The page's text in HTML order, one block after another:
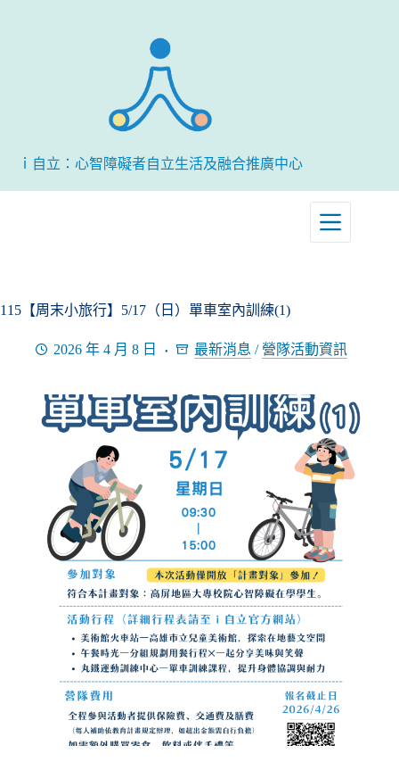
ｉ自立：心智障礙者自立生活及融合推廣中心
115【周末小旅行】5/17（日）單車室內訓練(1)
2026 年 4 月 8 日 最新消息 / 營隊活動資訊